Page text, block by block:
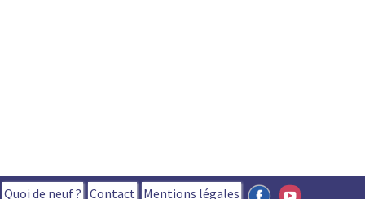
Quoi de neuf ? Contact Mentions légales